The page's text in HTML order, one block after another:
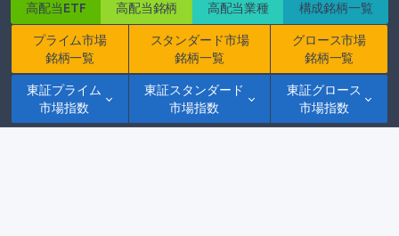
高配当ETF
高配当銘柄
高配当業種
構成銘柄一覧
プライム市場
銘柄一覧
スタンダード市場
銘柄一覧
グロース市場
銘柄一覧
東証プライム
市場指数
東証スタンダード
市場指数
東証グロース
市場指数